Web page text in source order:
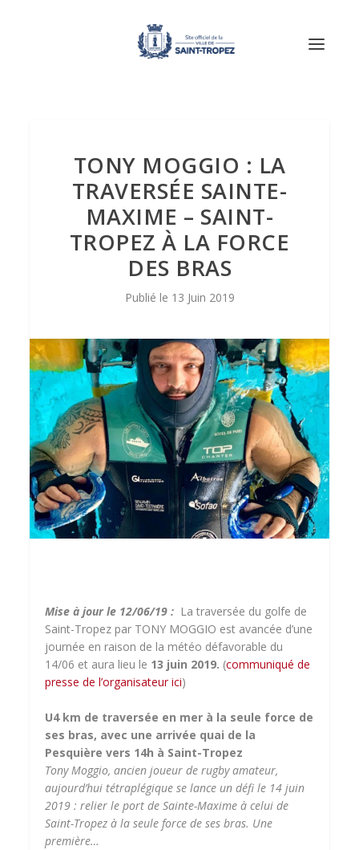
TONY MOGGIO : LA
TRAVERSÉE SAINTE-
MAXIME – SAINT-
TROPEZ À LA FORCE
DES BRAS
13 Juin 2019
Mise à jour le 12/06/19 : La traversée du golfe de
Saint-Tropez par TONY MOGGIO est avancée d’une
journée en raison de la météo défavorable du
14/06 et aura lieu le 13 juin 2019. (communiqué de
presse de l’organisateur ici)
U4 km de traversée en mer à la seule force de
ses bras, avec une arrivée quai de la
Pesquière vers 14h à Saint-Tropez
Tony Moggio, ancien joueur de rugby amateur,
aujourd’hui tétraplégique se lance un défi le 14juin
2019 : relier le port de Sainte-Maxime à celui de
Saint-Tropez à la seule force de ses bras. Une
première…